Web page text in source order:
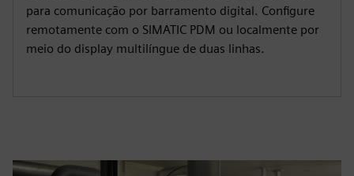
para comunicação por barramento digital. Configure
remotamente com o SIMATIC PDM ou localmente por
meio do display multilíngue de duas linhas.